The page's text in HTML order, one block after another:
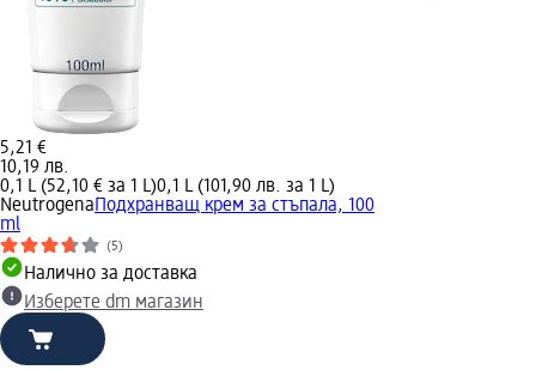
5,21 €
10,19 лв.
0,1 L (52,10 € за 1 L)0,1 L (101,90 лв. за 1 L)
Neutrogena Подхранващ крем за стъпала, 100
ml
(5)
Налично за доставка
Изберете dm магазин